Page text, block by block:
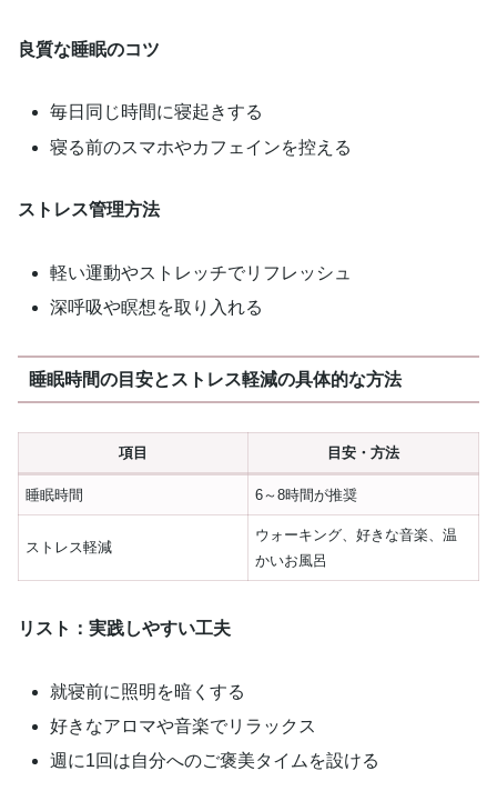
良質な睡眠のコツ
毎日同じ時間に寝起きする
寝る前のスマホやカフェインを控える
ストレス管理方法
軽い運動やストレッチでリフレッシュ
深呼吸や瞑想を取り入れる
睡眠時間の目安とストレス軽減の具体的な方法
項目 目安・方法
睡眠時間 6～8時間が推奨
ストレス軽減
ウォーキング、好きな音楽、温
かいお風呂
リスト：実践しやすい工夫
就寝前に照明を暗くする
好きなアロマや音楽でリラックス
週に1回は自分へのご褒美タイムを設ける